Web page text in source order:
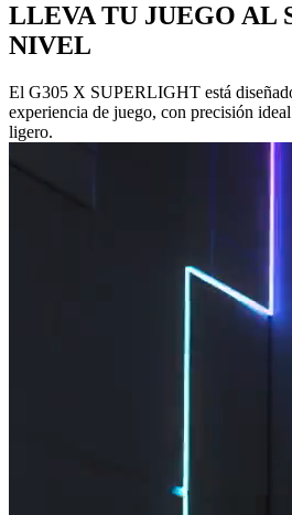
LLEVA TU JUEGO AL
NIVEL
El G305 X SUPERLIGHT está
experiencia de juego, con precisión
ligero.